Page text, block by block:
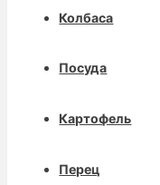
Колбаса
Посуда
Картофель
Перец